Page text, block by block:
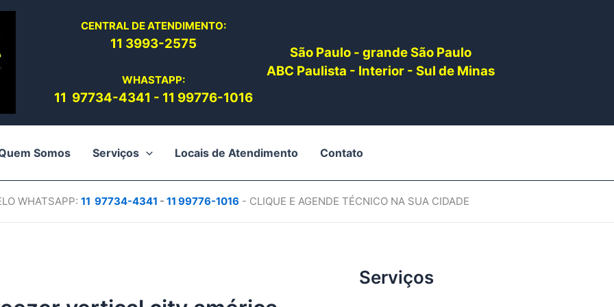
CENTRAL DE ATENDIMENTO:
11 3993-2575
WHASTAPP:
11 97734-4341 - 11 99776-1016
São Paulo - grande São Paulo
ABC Paulista - Interior - Sul de Minas
Somos Serviços Locais de Atendimento Contato
WHATSAPP: 11 97734-4341 - 11 99776-1016 - CLIQUE E AGENDE TÉCNICO NA SUA CIDADE
Serviços